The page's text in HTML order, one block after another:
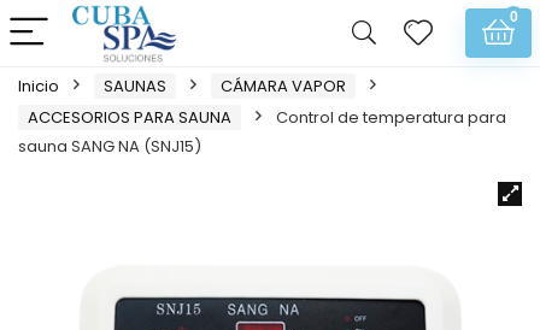
0
Inicio SAUNAS
CÁMARA VAPOR
ACCESORIOS PARA SAUNA
Control de temperatura para
sauna SANG NA (SNJ15)